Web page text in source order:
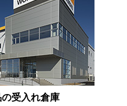
受入れ倉庫